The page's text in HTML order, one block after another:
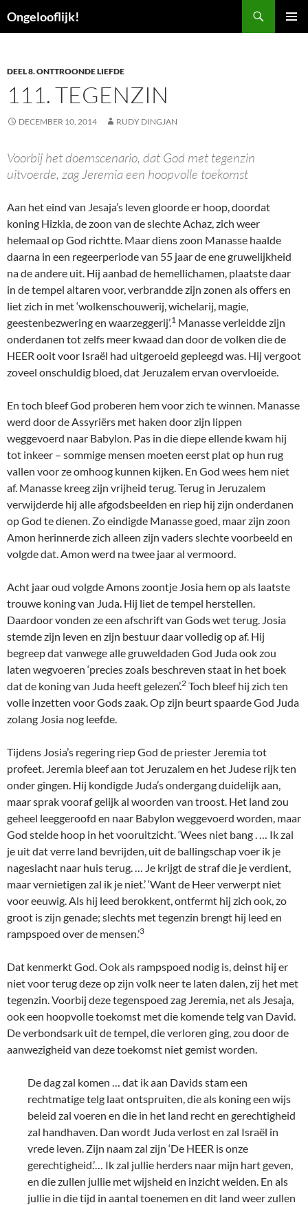
naar
Ongelooflijk!
DEEL 8. ONTTROONDE LIEFDE
111. TEGENZIN
DECEMBER 10, 2014 RUDY DINGJAN
Voorbij het doemscenario, dat God met tegenzin
uitvoerde, zag Jeremia een hoopvolle toekomst
Aan het eind van Jesaja’s leven gloorde er hoop, doordat
koning Hizkia, de zoon van de slechte Achaz, zich weer
helemaal op God richtte. Maar diens zoon Manasse haalde
daarna in een regeerperiode van 55 jaar de ene gruwelijkheid
na de andere uit. Hij aanbad de hemellichamen, plaatste daar
in de tempel altaren voor, verbrandde zijn zonen als offers en
liet zich in met ‘wolkenschouwerij, wichelarij, magie,
geestenbezwering en waarzeggerij’.1 Manasse verleidde zijn
onderdanen tot zelfs meer kwaad dan door de volken die de
HEER ooit voor Israël had uitgeroeid gepleegd was. Hij vergoot
zoveel onschuldig bloed, dat Jeruzalem ervan overvloeide.
En toch bleef God proberen hem voor zich te winnen. Manasse
werd door de Assyriërs met haken door zijn lippen
weggevoerd naar Babylon. Pas in die diepe ellende kwam hij
tot inkeer – sommige mensen moeten eerst plat op hun rug
vallen voor ze omhoog kunnen kijken. En God wees hem niet
af. Manasse kreeg zijn vrijheid terug. Terug in Jeruzalem
verwijderde hij alle afgodsbeelden en riep hij zijn onderdanen
op God te dienen. Zo eindigde Manasse goed, maar zijn zoon
Amon herinnerde zich alleen zijn vaders slechte voorbeeld en
volgde dat. Amon werd na twee jaar al vermoord.
Acht jaar oud volgde Amons zoontje Josia hem op als laatste
trouwe koning van Juda. Hij liet de tempel herstellen.
Daardoor vonden ze een afschrift van Gods wet terug. Josia
stemde zijn leven en zijn bestuur daar volledig op af. Hij
begreep dat vanwege alle gruweldaden God Juda ook zou
laten wegvoeren ‘precies zoals beschreven staat in het boek
dat de koning van Juda heeft gelezen’.2 Toch bleef hij zich ten
volle inzetten voor Gods zaak. Op zijn beurt spaarde God Juda
zolang Josia nog leefde.
Tijdens Josia’s regering riep God de priester Jeremia tot
profeet. Jeremia bleef aan tot Jeruzalem en het Judese rijk ten
onder gingen. Hij kondigde Juda’s ondergang duidelijk aan,
maar sprak vooraf gelijk al woorden van troost. Het land zou
geheel leeggeroofd en naar Babylon weggevoerd worden, maar
God stelde hoop in het vooruitzicht. ‘Wees niet bang . … Ik zal
je uit dat verre land bevrijden, uit de ballingschap voer ik je
nageslacht naar huis terug. … Je krijgt de straf die je verdient,
maar vernietigen zal ik je niet.’ ‘Want de Heer verwerpt niet
voor eeuwig. Als hij leed berokkent, ontfermt hij zich ook, zo
groot is zijn genade; slechts met tegenzin brengt hij leed en
rampspoed over de mensen.’3
Dat kenmerkt God. Ook als rampspoed nodig is, deinst hij er
niet voor terug deze op zijn volk neer te laten dalen, zij het met
tegenzin. Voorbij deze tegenspoed zag Jeremia, net als Jesaja,
ook een hoopvolle toekomst met die komende telg van David.
De verbondsark uit de tempel, die verloren ging, zou door de
aanwezigheid van deze toekomst niet gemist worden.
De dag zal komen … dat ik aan Davids stam een
rechtmatige telg laat ontspruiten, die als koning een wijs
beleid zal voeren en die in het land recht en gerechtigheid
zal handhaven. Dan wordt Juda verlost en zal Israël in
vrede leven. Zijn naam zal zijn ‘De HEER is onze
gerechtigheid.’… Ik zal jullie herders naar mijn hart geven,
en die zullen jullie met wijsheid en inzicht weiden. En als
jullie in die tijd in aantal toenemen en dit land weer zullen